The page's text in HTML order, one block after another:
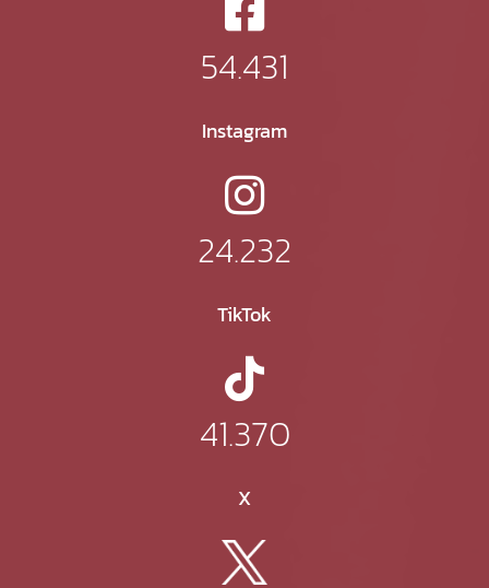
54.431
Instagram
24.232
TikTok
41.370
X